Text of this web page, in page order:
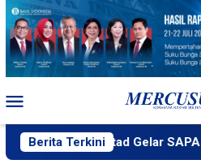
Loncat
konten
Mobile
Berita Terkini
Faktek Untad Gelar SAPA 2026